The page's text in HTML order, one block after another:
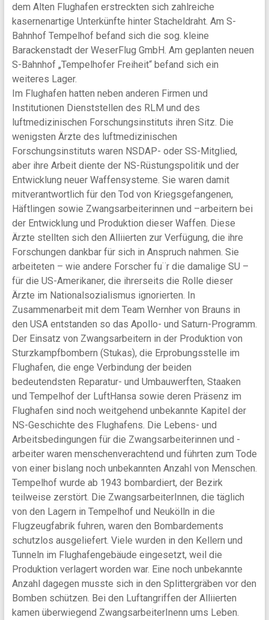
dem Alten Flughafen erstreckten sich zahlreiche
kasernenartige Unterkünfte hinter Stacheldraht. Am S-
Bahnhof Tempelhof befand sich die sog. kleine
Barackenstadt der WeserFlug GmbH. Am geplanten neuen
S-Bahnhof „Tempelhofer Freiheit“ befand sich ein
weiteres Lager.
Im Flughafen hatten neben anderen Firmen und
Institutionen Dienststellen des RLM und des
luftmedizinischen Forschungsinstituts ihren Sitz. Die
wenigsten Ärzte des luftmedizinischen
Forschungsinstituts waren NSDAP- oder SS-Mitglied,
aber ihre Arbeit diente der NS-Rüstungspolitik und der
Entwicklung neuer Waffensysteme. Sie waren damit
mitverantwortlich für den Tod von Kriegsgefangenen,
Häftlingen sowie Zwangsarbeiterinnen und –arbeitern bei
der Entwicklung und Produktion dieser Waffen. Diese
Ärzte stellten sich den Alliierten zur Verfügung, die ihre
Forschungen dankbar für sich in Anspruch nahmen. Sie
arbeiteten – wie andere Forscher fu¨r die damalige SU –
für die US-Amerikaner, die ihrerseits die Rolle dieser
Ärzte im Nationalsozialismus ignorierten. In
Zusammenarbeit mit dem Team Wernher von Brauns in
den USA entstanden so das Apollo- und Saturn-Programm.
Der Einsatz von Zwangsarbeitern in der Produktion von
Sturzkampfbombern (Stukas), die Erprobungsstelle im
Flughafen, die enge Verbindung der beiden
bedeutendsten Reparatur- und Umbauwerften, Staaken
und Tempelhof der LuftHansa sowie deren Präsenz im
Flughafen sind noch weitgehend unbekannte Kapitel der
NS-Geschichte des Flughafens. Die Lebens- und
Arbeitsbedingungen für die Zwangsarbeiterinnen und -
arbeiter waren menschenverachtend und führten zum Tode
von einer bislang noch unbekannten Anzahl von Menschen.
Tempelhof wurde ab 1943 bombardiert, der Bezirk
teilweise zerstört. Die ZwangsarbeiterInnen, die täglich
von den Lagern in Tempelhof und Neukölln in die
Flugzeugfabrik fuhren, waren den Bombardements
schutzlos ausgeliefert. Viele wurden in den Kellern und
Tunneln im Flughafengebäude eingesetzt, weil die
Produktion verlagert worden war. Eine noch unbekannte
Anzahl dagegen musste sich in den Splittergräben vor den
Bomben schützen. Bei den Luftangriffen der Alliierten
kamen überwiegend ZwangsarbeiterInenn ums Leben.